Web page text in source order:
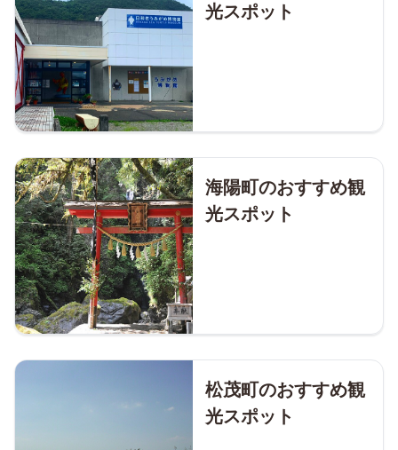
光スポット
海陽町のおすすめ観
光スポット
松茂町のおすすめ観
光スポット